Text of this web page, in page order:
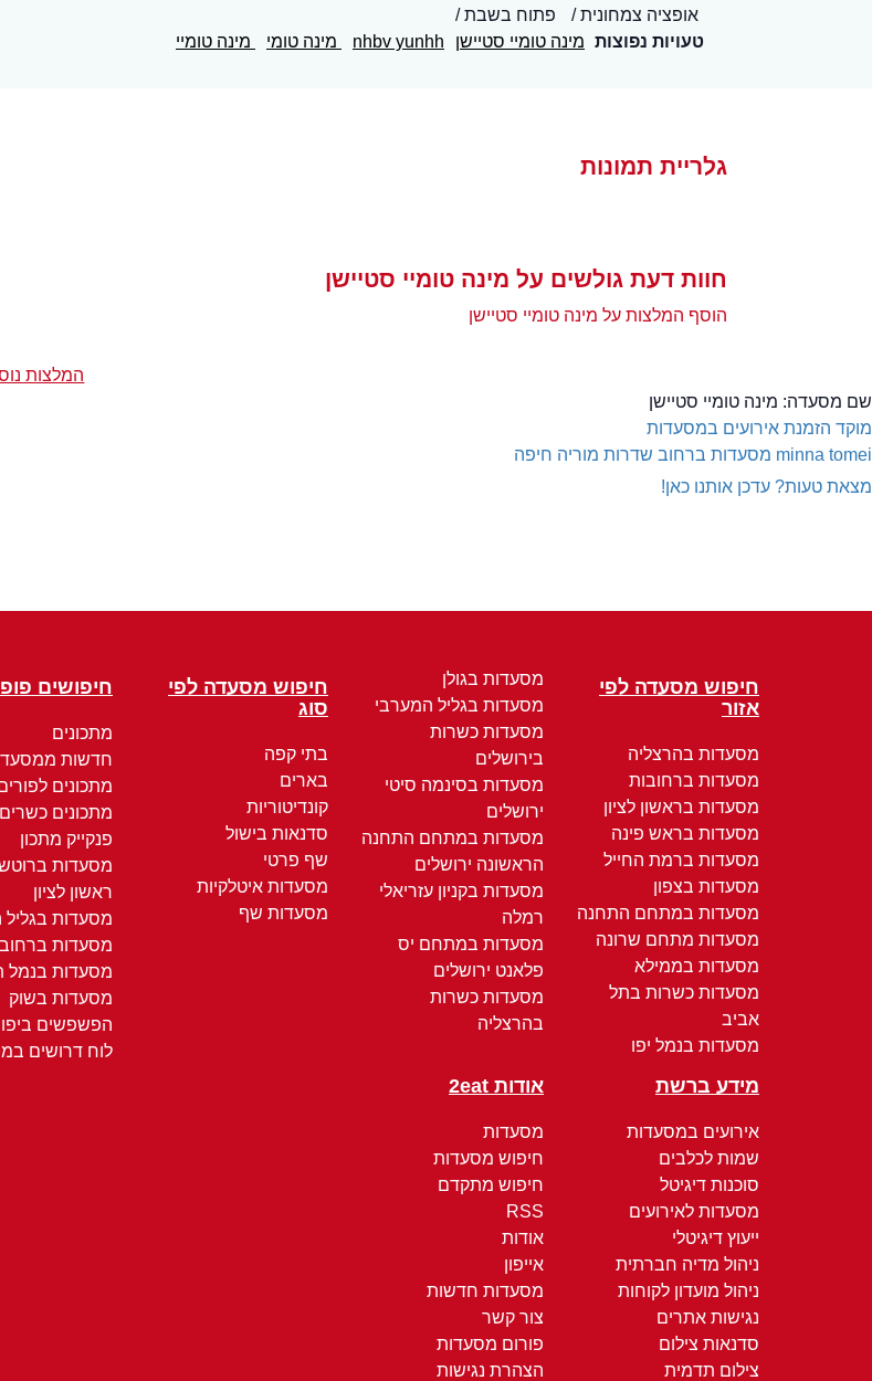
אופציה צמחונית
פתוח בשבת
טעויות נפוצות מינה טומיי סטיישן nhbv yunhh מינה טומי מינה טומיי
גלריית תמונות
חוות דעת גולשים על מינה טומיי סטיישן
הוסף המלצות על מינה טומיי סטיישן
המלצות
שם מסעדה: מינה טומיי סטיישן
מוקד הזמנת אירועים במסעדות
minna tomei מסעדות ברחוב שדרות מוריה חיפה
מצאת טעות? עדכן אותנו כאן!
חיפוש מסעדה לפי
אזור
מסעדות בהרצליה
מסעדות ברחובות
מסעדות בראשון לציון
מסעדות בראש פינה
מסעדות ברמת החייל
מסעדות בצפון
מסעדות במתחם התחנה
מסעדות מתחם שרונה
מסעדות בממילא
מסעדות כשרות בתל
אביב
מסעדות בנמל יפו
מסעדות בגולן
מסעדות בגליל המערבי
מסעדות כשרות
בירושלים
מסעדות בסינמה סיטי
ירושלים
מסעדות במתחם התחנה
הראשונה ירושלים
מסעדות בקניון עזריאלי
רמלה
מסעדות במתחם יס
פלאנט ירושלים
מסעדות כשרות
בהרצליה
חיפוש מסעדה לפי
סוג
בתי קפה
בארים
קונדיטוריות
סדנאות בישול
שף פרטי
מסעדות איטלקיות
מסעדות שף
חיפושים
מתכונים
חדשות
מתכונים
מתכונים כשרים
פנקייק מתכון
מסעדות
ראשון לציון
מסעדות בגליל
מסעדות
מסעדות בנמל
מסעדות בשוק
הפשפשים ביפו
לוח דרושים
מידע ברשת
אירועים במסעדות
שמות לכלבים
סוכנות דיגיטל
מסעדות לאירועים
ייעוץ דיגיטלי
ניהול מדיה חברתית
ניהול מועדון לקוחות
נגישות אתרים
סדנאות צילום
צילום תדמית
אודות 2eat
מסעדות
חיפוש מסעדות
חיפוש מתקדם
RSS
אודות
אייפון
מסעדות חדשות
צור קשר
פורום מסעדות
הצהרת נגישות